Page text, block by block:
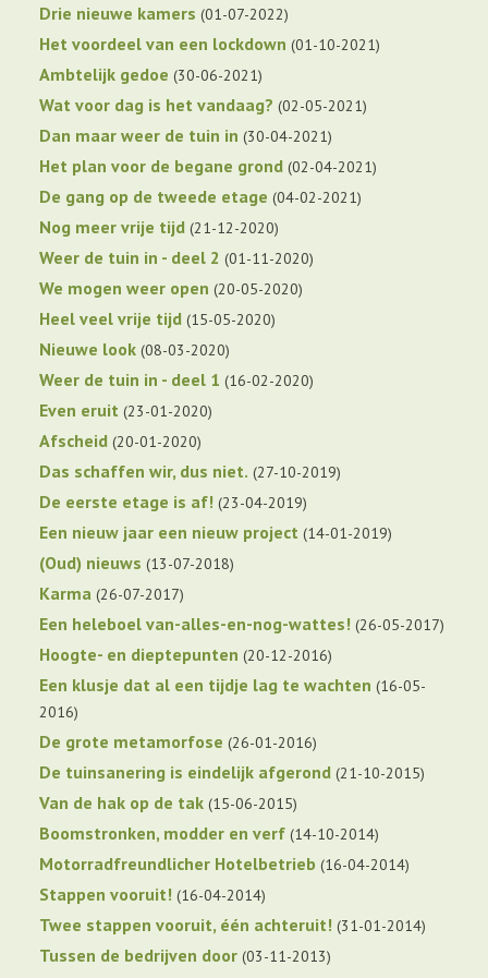
Drie nieuwe kamers 01-07-2022
Het voordeel van een lockdown 01-10-2021
Ambtelijk gedoe 30-06-2021
Wat voor dag is het vandaag? 02-05-2021
Dan maar weer de tuin in 30-04-2021
Het plan voor de begane grond 02-04-2021
De gang op de tweede etage 04-02-2021
Nog meer vrije tijd 21-12-2020
Weer de tuin in - deel 2 01-11-2020
We mogen weer open 20-05-2020
Heel veel vrije tijd 15-05-2020
Nieuwe look 08-03-2020
Weer de tuin in - deel 1 16-02-2020
Even eruit 23-01-2020
Afscheid 20-01-2020
Das schaffen wir, dus niet. 27-10-2019
De eerste etage is af! 23-04-2019
Een nieuw jaar een nieuw project 14-01-2019
(Oud) nieuws 13-07-2018
Karma 26-07-2017
Een heleboel van-alles-en-nog-wattes! 26-05-2017
Hoogte- en dieptepunten 20-12-2016
Een klusje dat al een tijdje lag te wachten 16-05-
2016
De grote metamorfose 26-01-2016
De tuinsanering is eindelijk afgerond 21-10-2015
Van de hak op de tak 15-06-2015
Boomstronken, modder en verf 14-10-2014
Motorradfreundlicher Hotelbetrieb 16-04-2014
Stappen vooruit! 16-04-2014
Twee stappen vooruit, één achteruit! 31-01-2014
Tussen de bedrijven door 03-11-2013